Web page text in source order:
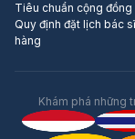
Tiêu chuẩn cộng đồng
Quy định đặt lịch bác
hàng
Khám phá những